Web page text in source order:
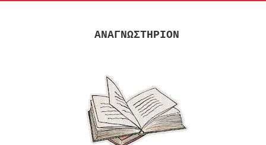
ΑΝΑΓΝΩΣΤΗΡΙΟΝ